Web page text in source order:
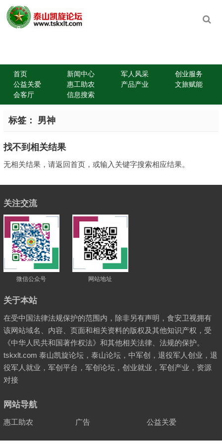
首页 新闻中心 军人风采
创业服务
公益关爱
惠工助农 产品产业
文旅赋能
会客厅
信息搜索
标签： 男神
找不到相关结果
无相关结果，请返回首页，或输入关键字搜索相应结果。
关注交流
微信公众号 网站地址
关于本站
在受中国法律法规保护的范围内，除非另有声明，食安卫视拥有
该网站域名、内容、页面和相关资料的版权及其他知识产权，受
《中华人民共和国著作权法》和其他相关法律、法规的保护。
tskxlt.com 泰山凯旋论坛，泰山论坛，中军创，退役军人创业，退
役军人就业，军创平台，军创论坛，创业就业，军创产业，资源
对接
网站导航
惠工助农 广告 公益关爱